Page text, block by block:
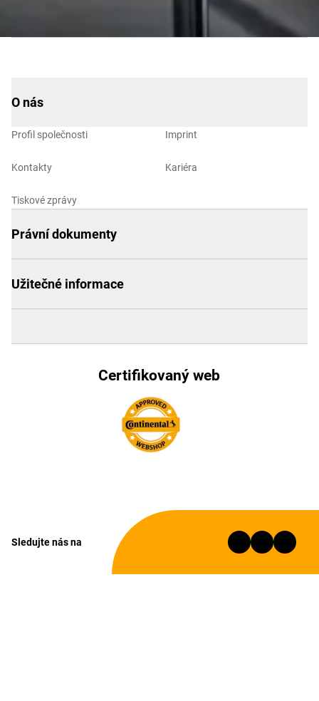
O nás
Profil společnosti
Kontakty
Tiskové zprávy
Imprint
Kariéra
Právní dokumenty
Užitečné informace
Certifikovaný web
Sledujte nás na